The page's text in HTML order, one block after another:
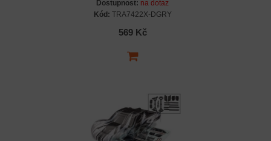
Dostupnost: na dotaz
Kód: TRA7422X-DGRY
569 Kč